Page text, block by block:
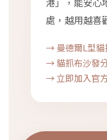
處，越用越喜
→ 曼德爾L型貓
→ 貓抓布沙發
→ 立即加入官